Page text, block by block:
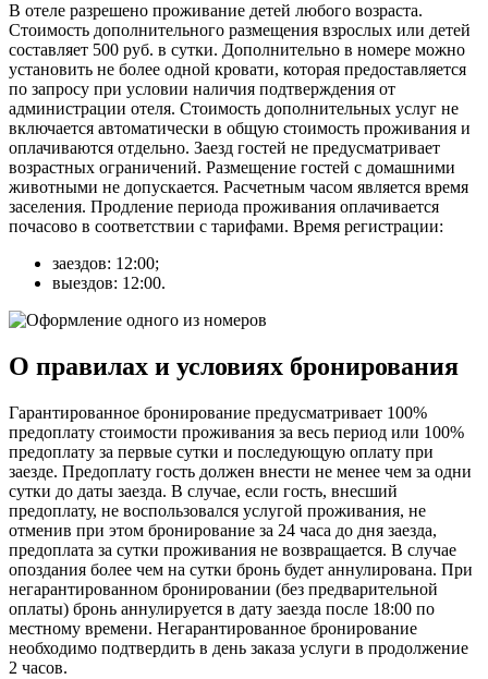
В отеле разрешено проживание детей любого возраста.
Стоимость дополнительного размещения взрослых или детей
составляет 500 руб. в сутки. Дополнительно в номере можно
установить не более одной кровати, которая предоставляется
по запросу при условии наличия подтверждения от
администрации отеля. Стоимость дополнительных услуг не
включается автоматически в общую стоимость проживания и
оплачиваются отдельно. Заезд гостей не предусматривает
возрастных ограничений. Размещение гостей с домашними
животными не допускается. Расчетным часом является время
заселения. Продление периода проживания оплачивается
почасово в соответствии с тарифами. Время регистрации:
заездов: 12:00;
выездов: 12:00.
О правилах и условиях бронирования
Гарантированное бронирование предусматривает 100%
предоплату стоимости проживания за весь период или 100%
предоплату за первые сутки и последующую оплату при
заезде. Предоплату гость должен внести не менее чем за одни
сутки до даты заезда. В случае, если гость, внесший
предоплату, не воспользовался услугой проживания, не
отменив при этом бронирование за 24 часа до дня заезда,
предоплата за сутки проживания не возвращается. В случае
опоздания более чем на сутки бронь будет аннулирована. При
негарантированном бронировании (без предварительной
оплаты) бронь аннулируется в дату заезда после 18:00 по
местному времени. Негарантированное бронирование
необходимо подтвердить в день заказа услуги в продолжение
2 часов.